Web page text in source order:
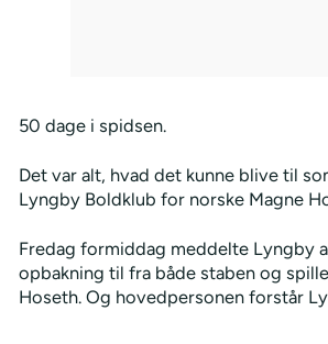
50 dage i spidsen.
Det var alt, hvad det kunne blive til
Lyngby Boldklub for norske Magne
Fredag formiddag meddelte Lyngby
opbakning til fra både staben og
Hoseth. Og hovedpersonen forstår